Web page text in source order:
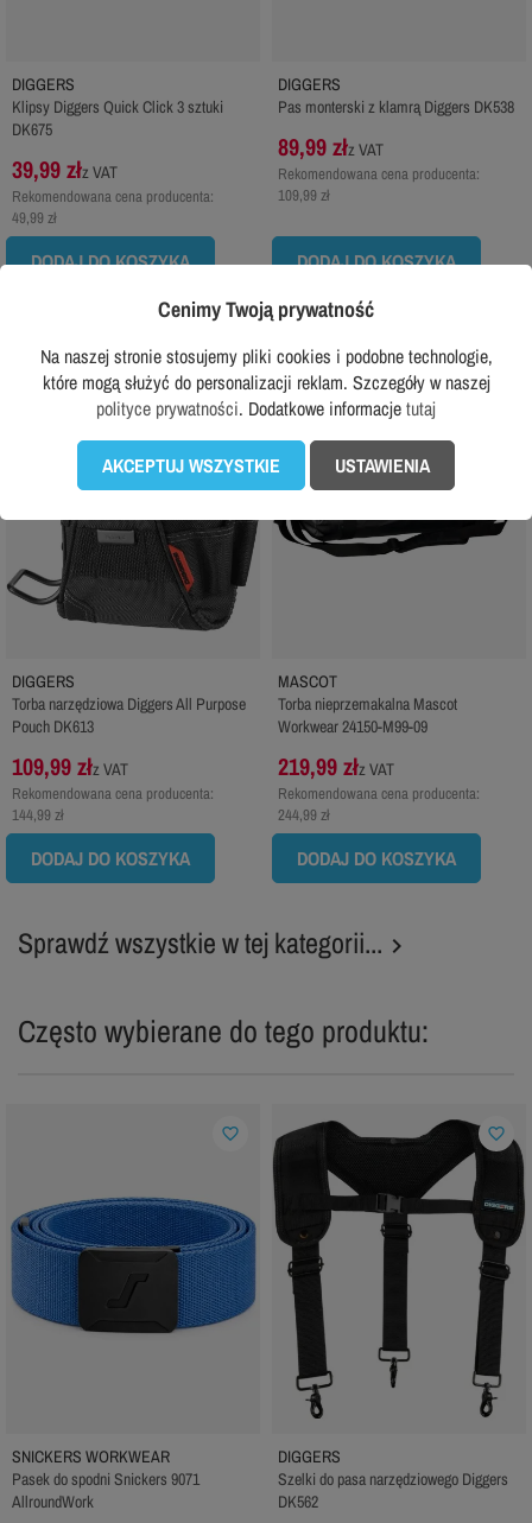
DIGGERS
Klipsy Diggers Quick Click 3 sztuki
DK675
39,99 złz VAT
Rekomendowana cena producenta:
49,99 zł
DODAJ DO KOSZYKA
DIGGERS
Pas monterski z klamrą Diggers DK538
89,99 złz VAT
Rekomendowana cena producenta:
109,99 zł
DODAJ DO KOSZYKA
DIGGERS
Torba narzędziowa Diggers All Purpose
Pouch DK613
109,99 złz VAT
Rekomendowana cena producenta:
144,99 zł
DODAJ DO KOSZYKA
favorite_border
MASCOT
Torba nieprzemakalna Mascot
Workwear 24150-M99-09
219,99 złz VAT
Rekomendowana cena producenta:
244,99 zł
DODAJ DO KOSZYKA
favorite_border
Sprawdź wszystkie w tej kategorii... 
Często wybierane do tego produktu:
SNICKERS WORKWEAR
Pasek do spodni Snickers 9071
AllroundWork
favorite_border
DIGGERS
Szelki do pasa narzędziowego Diggers
DK562
favorite_border
Cenimy Twoją prywatność
Na naszej stronie stosujemy pliki cookies i podobne technologie,
które mogą służyć do personalizacji reklam. Szczegóły w naszej
polityce prywatności. Dodatkowe informacjetutaj
AKCEPTUJ WSZYSTKIE USTAWIENIA